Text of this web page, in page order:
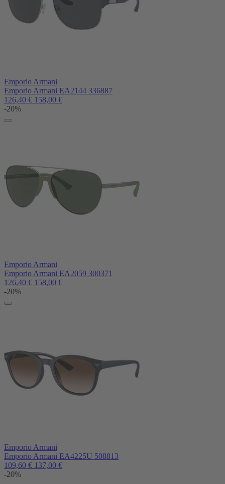
Emporio Armani
Emporio Armani EA2144 336887
126,40 € 158,00 €
-20%
Emporio Armani
Emporio Armani EA2059 300371
126,40 € 158,00 €
-20%
Emporio Armani
Emporio Armani EA4225U 508813
109,60 € 137,00 €
-20%